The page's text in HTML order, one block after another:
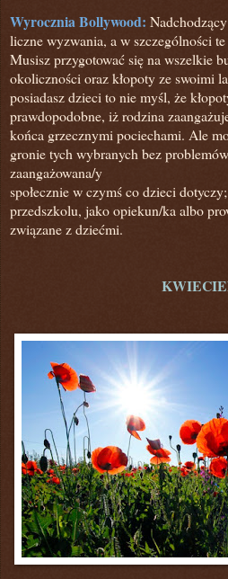
Wyrocznia Bollywood:
liczne wyzwania, a w szczególności
Musisz przygotować się na wszelkie
okoliczności oraz kłopoty ze swoimi
posiadasz dzieci to nie myśl, że
prawdopodobne, iż rodzina
końca grzecznymi pociechami. Ale
gronie tych wybranych bez
zaangażowana/y
społecznie w czymś co dzieci dotyczy;
przedszkolu, jako opiekun/ka albo
związane z dziećmi.